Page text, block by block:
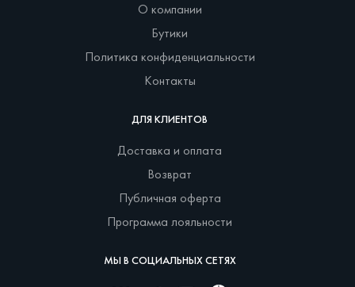
О компании
Бутики
Политика конфиденциальности
Контакты
ДЛЯ КЛИЕНТОВ
Доставка и оплата
Возврат
Публичная оферта
Программа лояльности
МЫ В СОЦИАЛЬНЫХ СЕТЯХ